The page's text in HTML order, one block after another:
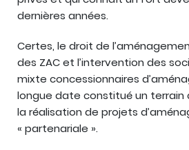
dernières années.
Certes, le droit de
des ZAC et l’intervention des
mixte concessionnaires
longue date constitué un terrain
la réalisation de projets
« partenariale ».